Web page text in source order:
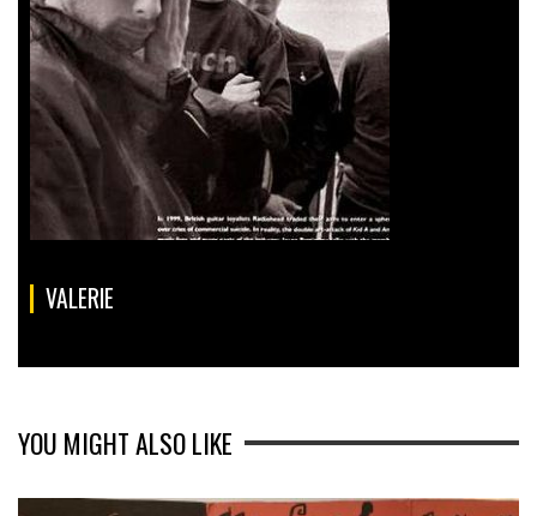
VALERIE
YOU MIGHT ALSO LIKE